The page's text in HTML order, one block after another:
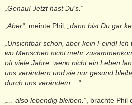
„Genau! Jetzt hast Du's.“
„Aber“ , meinte Phil, „dann bist Du gar
„Unsichtbar schon, aber kein Feind!
wo Menschen nicht mehr
oft viele Jahre, wenn nicht ein Leben
uns verändern und sie nur gesund
durch uns verändern ...“
„... also lebendig bleiben.“ , brachte Phil